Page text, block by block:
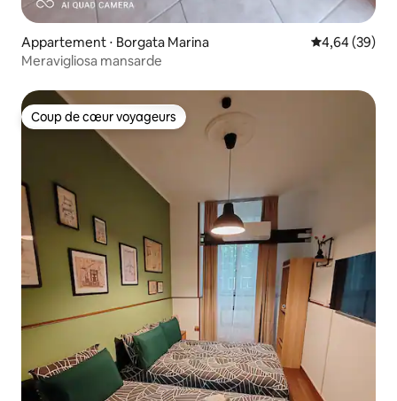
Appartement ⋅ Borgata Marina Évaluation
4,64 (39)
Meravigliosa mansarde
Coup de cœur voyageurs
Coup de cœur voyageurs